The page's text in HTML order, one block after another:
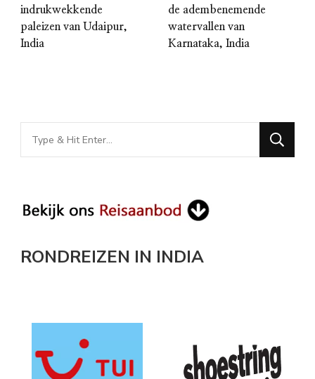
indrukwekkende
paleizen van Udaipur,
India
de adembenemende
watervallen van
Karnataka, India
Looking
for
RONDREIZEN IN INDIA